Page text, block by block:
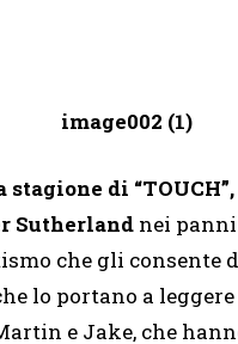
di
Sutherland nei
che gli consente
lo portano a
e Jake, che